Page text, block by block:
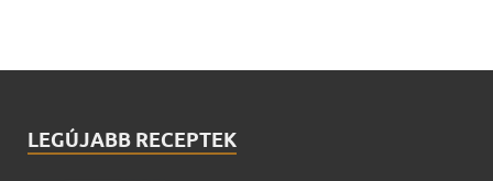
LEGÚJABB RECEPTEK